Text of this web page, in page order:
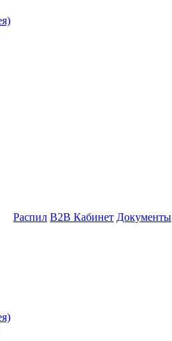
Распил B2B Кабинет Документы